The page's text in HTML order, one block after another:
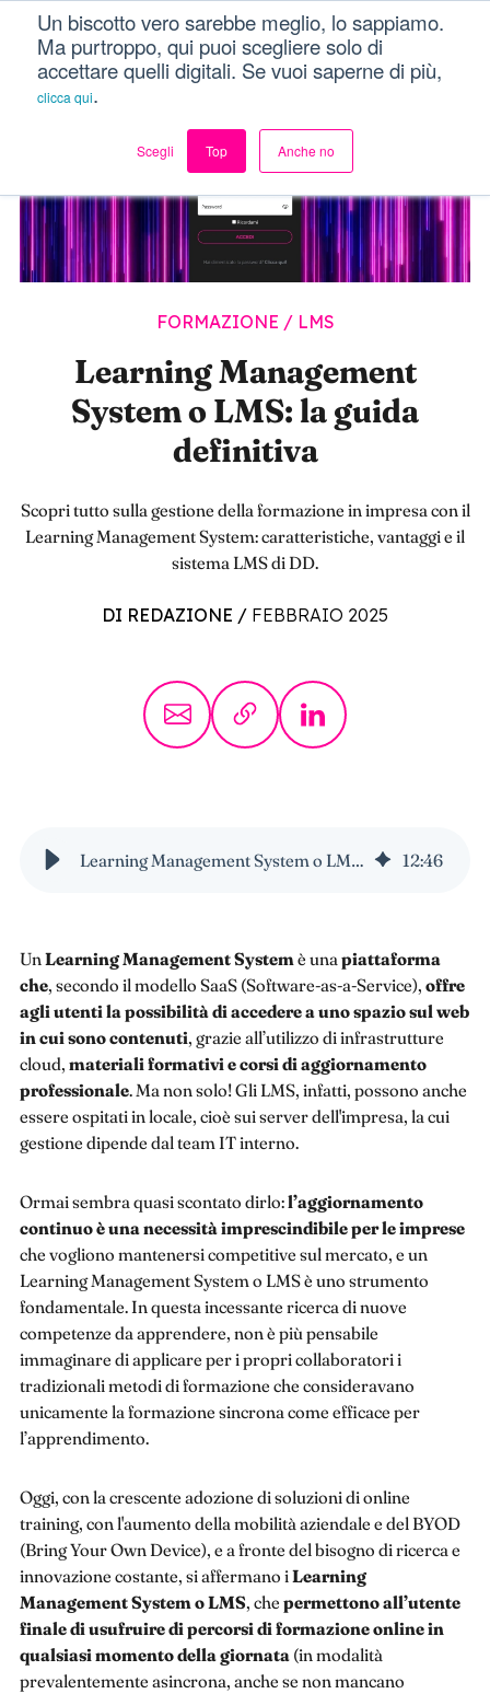
Un biscotto vero sarebbe meglio, lo sappiamo.
Ma purtroppo, qui puoi scegliere solo di
accettare quelli digitali. Se vuoi saperne di più,
clicca qui.
Scegli Top Anche no
Dici Davvero?! Menu
FORMAZIONE / LMS
Learning Management
System o LMS: la guida
definitiva
Scopri tutto sulla gestione della formazione in impresa con il
Learning Management System: caratteristiche, vantaggi e il
sistema LMS di DD.
DI REDAZIONE / FEBBRAIO 2025
Learning Management System o LMS: la guida definitiva 12:46
Un Learning Management System è una piattaforma
che, secondo il modello SaaS (Software-as-a-Service), offre
agli utenti la possibilità di accedere a uno spazio sul web
in cui sono contenuti, grazie all’utilizzo di infrastrutture
cloud, materiali formativi e corsi di aggiornamento
professionale. Ma non solo! Gli LMS, infatti, possono anche
essere ospitati in locale, cioè sui server dell'impresa, la cui
gestione dipende dal team IT interno.
Ormai sembra quasi scontato dirlo:l’aggiornamento
continuo è una necessità imprescindibile per le imprese
che vogliono mantenersi competitive sul mercato, e un
Learning Management System o LMS è uno strumento
fondamentale. In questa incessante ricerca di nuove
competenze da apprendere, non è più pensabile
immaginare di applicare per i propri collaboratori i
tradizionali metodi di formazione che consideravano
unicamente la formazione sincrona come efficace per
l’apprendimento.
Oggi, con la crescente adozione di soluzioni di online
training, con l'aumento della mobilità aziendale e del BYOD
(Bring Your Own Device), e a fronte del bisogno di ricerca e
innovazione costante, si affermano iLearning
Management System o LMS, che permettono all’utente
finale di usufruire di percorsi di formazione online in
qualsiasi momento della giornata (in modalità
prevalentemente asincrona, anche se non mancano